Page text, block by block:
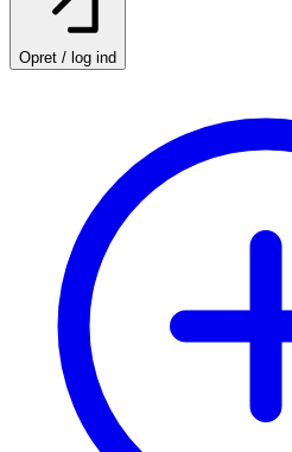
Opret / log ind